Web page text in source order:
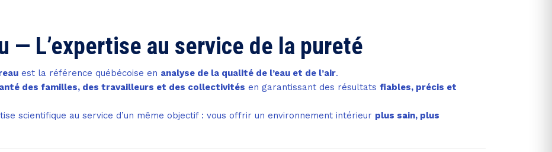
— L’expertise au service de la pureté
est la référence québécoise en analyse de la qualité de l’eau et de l’air.
des familles, des travailleurs et des collectivités en garantissant des résultats fiables, précis et
scientifique au service d’un même objectif : vous offrir un environnement intérieur plus sain, plus